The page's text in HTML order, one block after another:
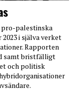
palestinska
i själva verket
Rapporten
samt bristfälligt
och politisk